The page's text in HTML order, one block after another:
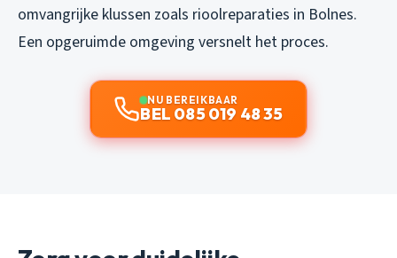
omvangrijke klussen zoals rioolreparaties in Bolnes.
Een opgeruimde omgeving versnelt het proces.
NU BEREIKBAAR
BEL 085 019 48 35